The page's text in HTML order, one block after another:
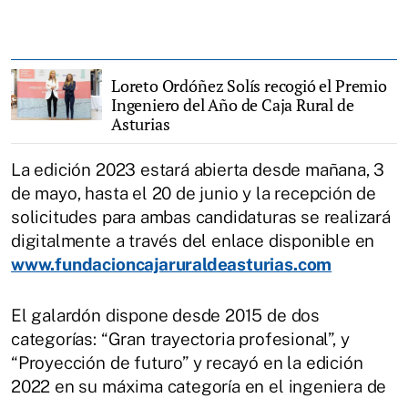
Loreto Ordóñez Solís recogió el Premio
Ingeniero del Año de Caja Rural de
Asturias
La edición 2023 estará abierta desde mañana, 3
de mayo, hasta el 20 de junio y la recepción de
solicitudes para ambas candidaturas se realizará
digitalmente a través del enlace disponible en
www.fundacioncajaruraldeasturias.com
El galardón dispone desde 2015 de dos
categorías: “Gran trayectoria profesional”, y
“Proyección de futuro” y recayó en la edición
2022 en su máxima categoría en el ingeniera de